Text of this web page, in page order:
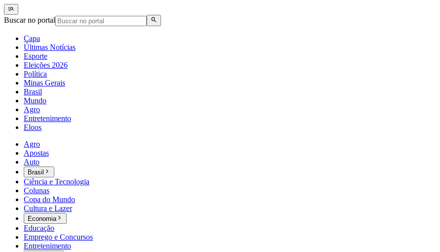
Buscar no portal
Capa
Últimas Notícias
Esporte
Eleições 2026
Política
Minas Gerais
Brasil
Mundo
Agro
Entretenimento
Eloos
Agro
Apostas
Auto
Brasil
Ciência e Tecnologia
Colunas
Copa do Mundo
Cultura e Lazer
Economia
Educação
Emprego e Concursos
Entretenimento